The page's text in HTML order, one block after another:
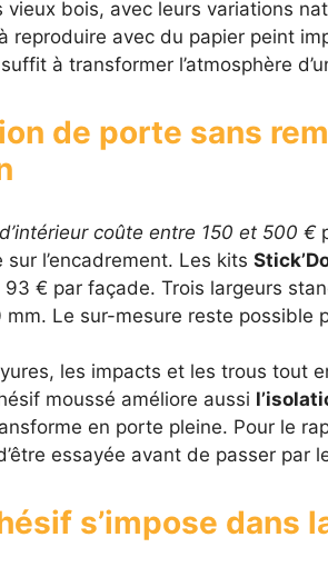
vieux bois, avec leurs variations
reproduire avec du papier peint
à transformer l’atmosphère
de porte sans
coûte entre 150 et 500 €
l’encadrement. Les kits
€ par façade. Trois largeurs
Le sur-mesure reste possible
les impacts et les trous tout
moussé améliore aussi
en porte pleine. Pour le
essayée avant de passer par
s’impose dans